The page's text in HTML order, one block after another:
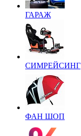
ГАРАЖ
СИМРЕЙСИНГ
ФАН ШОП